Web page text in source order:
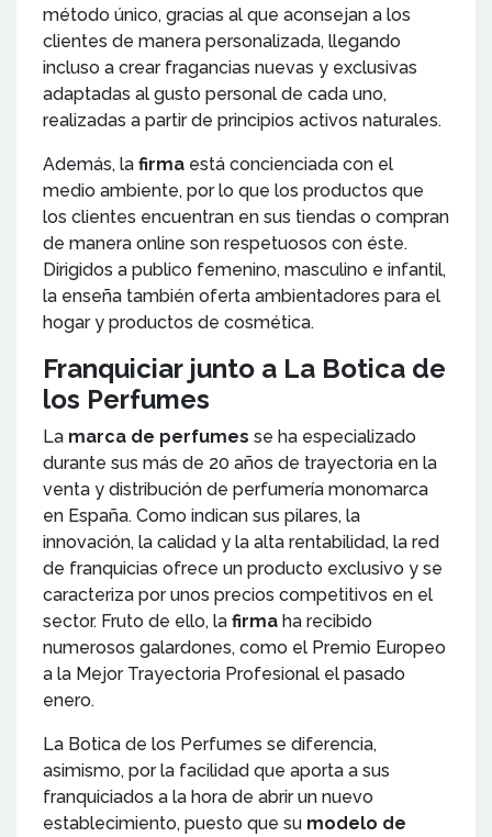
método único, gracias al que aconsejan a los
clientes de manera personalizada, llegando
incluso a crear fragancias nuevas y exclusivas
adaptadas al gusto personal de cada uno,
realizadas a partir de principios activos naturales.
Además, la firma está concienciada con el
medio ambiente, por lo que los productos que
los clientes encuentran en sus tiendas o compran
de manera online son respetuosos con éste.
Dirigidos a publico femenino, masculino e infantil,
la enseña también oferta ambientadores para el
hogar y productos de cosmética.
Franquiciar junto a La Botica de
los Perfumes
La marca de perfumes se ha especializado
durante sus más de 20 años de trayectoria en la
venta y distribución de perfumería monomarca
en España. Como indican sus pilares, la
innovación, la calidad y la alta rentabilidad, la red
de franquicias ofrece un producto exclusivo y se
caracteriza por unos precios competitivos en el
sector. Fruto de ello, la firma ha recibido
numerosos galardones, como el Premio Europeo
a la Mejor Trayectoria Profesional el pasado
enero.
La Botica de los Perfumes se diferencia,
asimismo, por la facilidad que aporta a sus
franquiciados a la hora de abrir un nuevo
establecimiento, puesto que su modelo de